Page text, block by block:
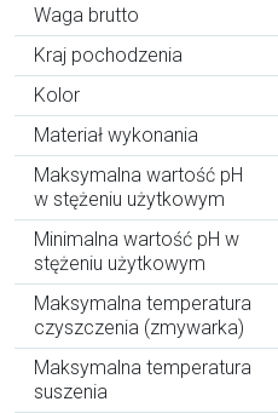
Waga brutto
Kraj pochodzenia
Kolor
Materiał wykonania
Maksymalna wartość pH
w stężeniu użytkowym
Minimalna wartość pH w
stężeniu użytkowym
Maksymalna temperatura
czyszczenia (zmywarka)
Maksymalna temperatura
suszenia